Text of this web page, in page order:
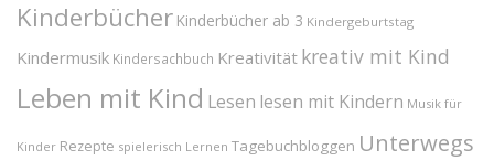
Kinderbücher Kinderbücher ab 3 Kindergeburtstag
Kindermusik Kindersachbuch Kreativität kreativ mit Kind
Leben mit Kind Lesen lesen mit Kindern Musik für
Kinder Rezepte spielerisch Lernen Tagebuchbloggen Unterwegs